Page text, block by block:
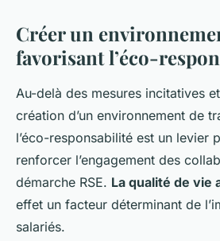
Créer un
favorisant l’éco-
Au-delà des mesures incitatives
création d’un environnement de
l’éco-responsabilité est un levier
renforcer l’engagement des
démarche RSE. La qualité de vie
effet un facteur déterminant de
salariés.